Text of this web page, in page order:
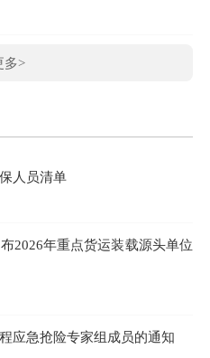
多>
人员清单
2026年重点货运装载源头单位
应急抢险专家组成员的通知